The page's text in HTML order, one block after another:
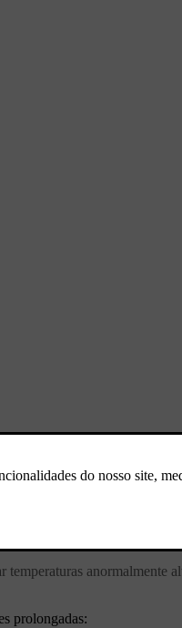
para seu carro específico.
temperaturas
prolongadas: